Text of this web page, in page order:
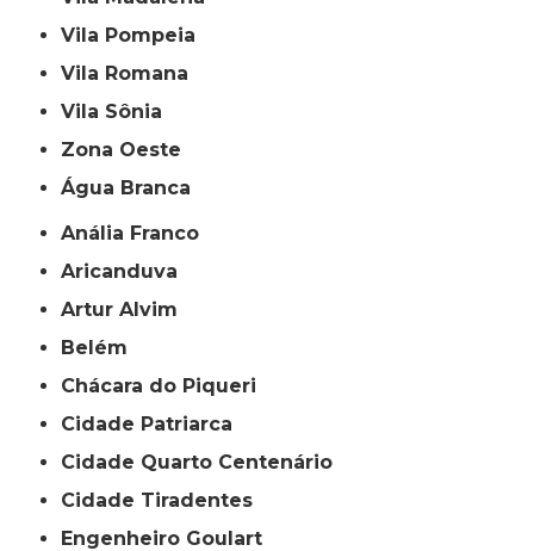
Vila Pompeia
Vila Romana
Vila Sônia
Zona Oeste
Água Branca
Anália Franco
Aricanduva
Artur Alvim
Belém
Chácara do Piqueri
Cidade Patriarca
Cidade Quarto Centenário
Cidade Tiradentes
Engenheiro Goulart